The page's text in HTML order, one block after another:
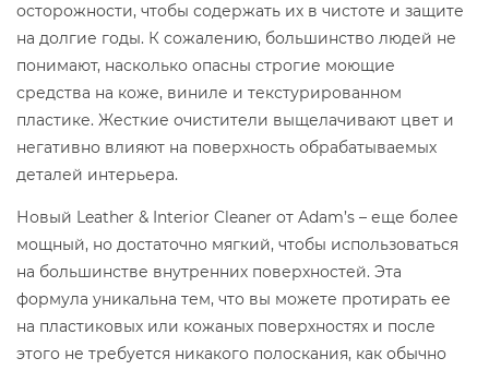
осторожности, чтобы содержать их в чистоте и защите
на долгие годы. К сожалению, большинство людей не
понимают, насколько опасны строгие моющие
средства на коже, виниле и текстурированном
пластике. Жесткие очистители выщелачивают цвет и
негативно влияют на поверхность обрабатываемых
деталей интерьера.
Новый Leather & Interior Cleaner от Adam’s – еще более
мощный, но достаточно мягкий, чтобы использоваться
на большинстве внутренних поверхностей. Эта
формула уникальна тем, что вы можете протирать ее
на пластиковых или кожаных поверхностях и после
этого не требуется никакого полоскания, как обычно